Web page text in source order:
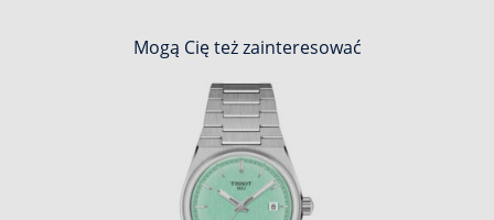
Mogą Cię też zainteresować